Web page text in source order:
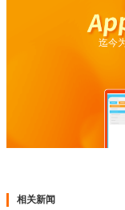
迄今
相关新闻